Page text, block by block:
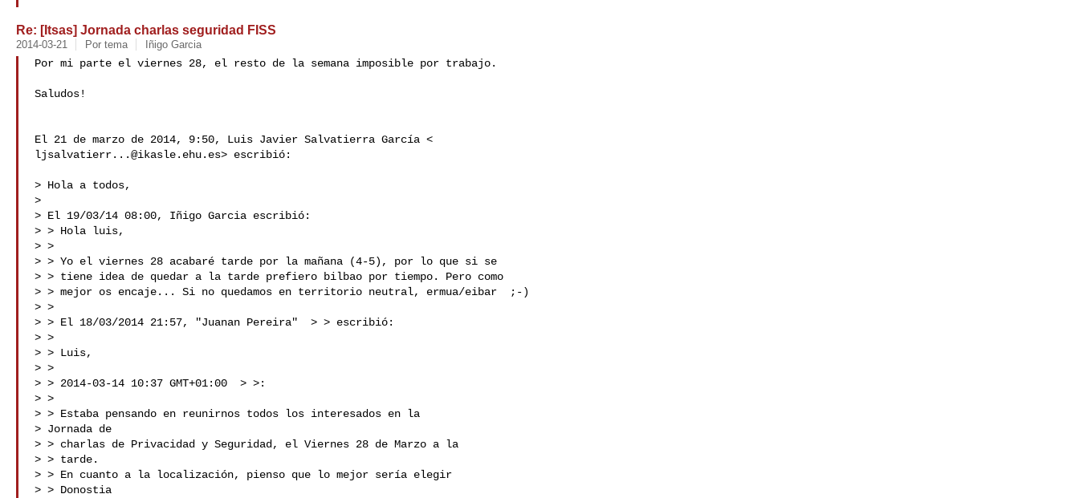
Re: [Itsas] Jornada charlas seguridad FISS
2014-03-21 Por tema Iñigo Garcia
Por mi parte el viernes 28, el resto de la semana imposible por trabajo.
Saludos!
ljsalvatierr...@ikasle.ehu.es> escribió:
> Hola a todos,
>
> El 19/03/14 08:00, Iñigo Garcia escribió:
> > Hola luis,
> >
> > Yo el viernes 28 acabaré tarde por la mañana (4-5), por lo que si se
> > tiene idea de quedar a la tarde prefiero bilbao por tiempo. Pero como
> > mejor os encaje... Si no quedamos en territorio neutral, ermua/eibar  ;-)
> >
> > El 18/03/2014 21:57, "Juanan Pereira"  > > escribió:
> >
> > Luis,
> >
> > 2014-03-14 10:37 GMT+01:00  > >:
> >
> > Estaba pensando en reunirnos todos los interesados en la
> Jornada de
> > charlas de Privacidad y Seguridad, el Viernes 28 de Marzo a la
> > tarde.
> > En cuanto a la localización, pienso que lo mejor sería elegir
> > Donostia